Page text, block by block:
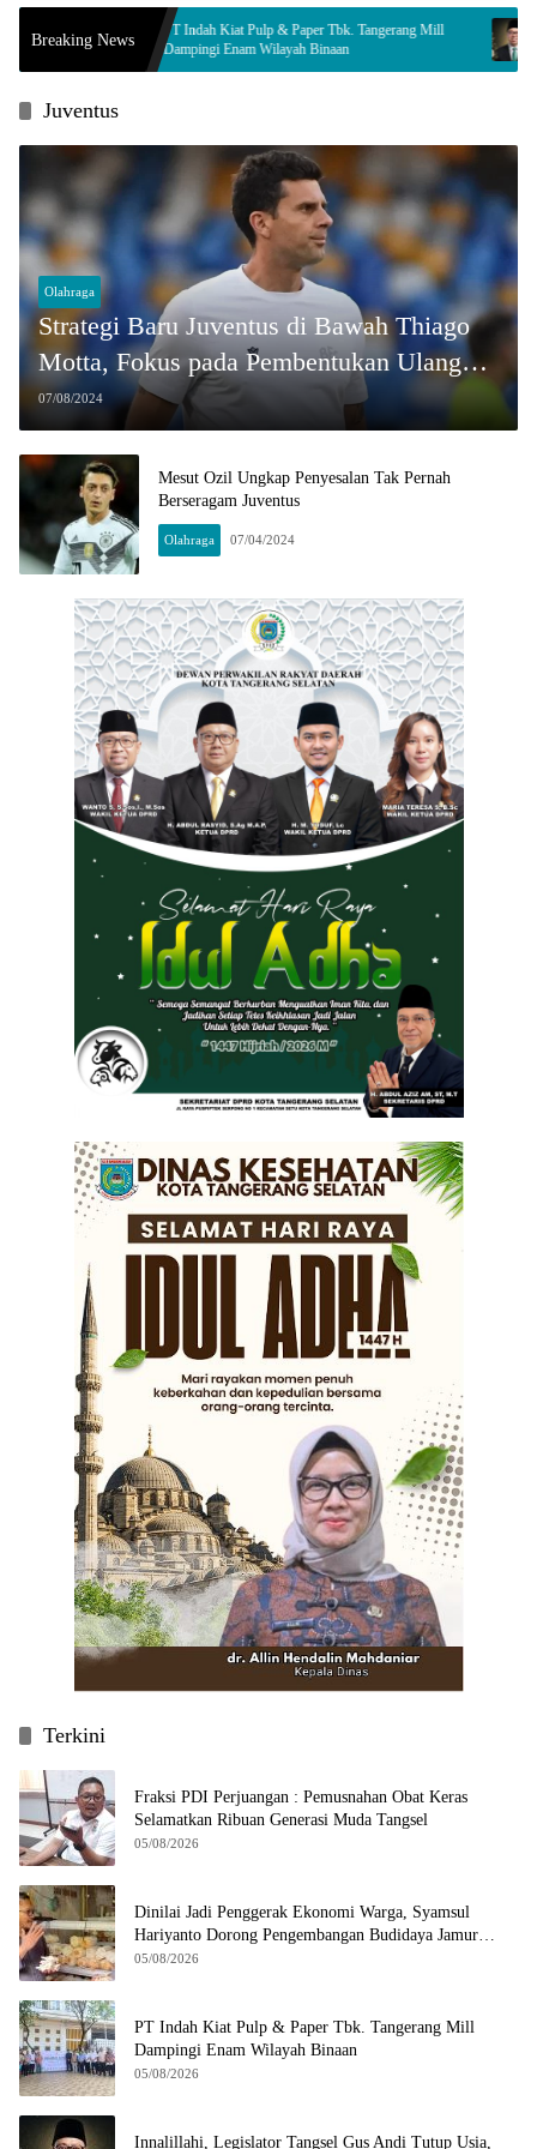
Breaking News
PT Indah Kiat Pulp & Paper Tbk. Tangerang Mill
Dampingi Enam Wilayah Binaan
Innalillahi,
Komisi ll
Juventus
Olahraga
Strategi Baru Juventus di Bawah Thiago
Motta, Fokus pada Pembentukan Ulang
Tim
07/08/2024
Mesut Ozil Ungkap Penyesalan Tak Pernah
Berseragam Juventus
Olahraga 07/04/2024
Terkini
Fraksi PDI Perjuangan : Pemusnahan Obat Keras
Selamatkan Ribuan Generasi Muda Tangsel
05/08/2026
Dinilai Jadi Penggerak Ekonomi Warga, Syamsul
Hariyanto Dorong Pengembangan Budidaya Jamur
Crispy di Serpong
05/08/2026
PT Indah Kiat Pulp & Paper Tbk. Tangerang Mill
Dampingi Enam Wilayah Binaan
05/08/2026
Innalillahi, Legislator Tangsel Gus Andi Tutup Usia,